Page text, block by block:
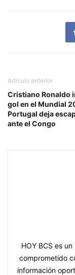
Artículo anterior
Cristiano Ronaldo
gol en el Mundial
Portugal deja
ante el Congo
HOY BCS es
comprometido
información